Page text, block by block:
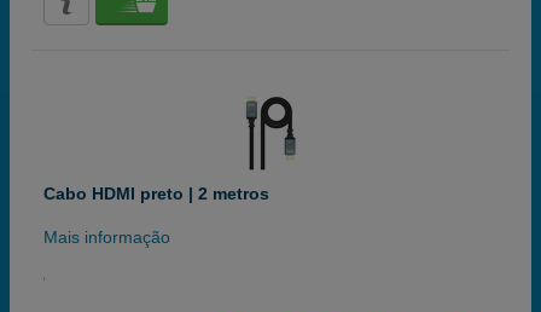
Cabo HDMI preto | 2 metros
Mais informação